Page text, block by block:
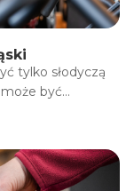
tylko słodyczą
być
naszej
kolorystyce